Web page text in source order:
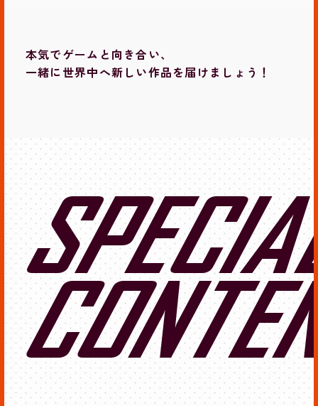
本気でゲームと向き合い、
一緒に世界中へ新しい作品を届けましょう！